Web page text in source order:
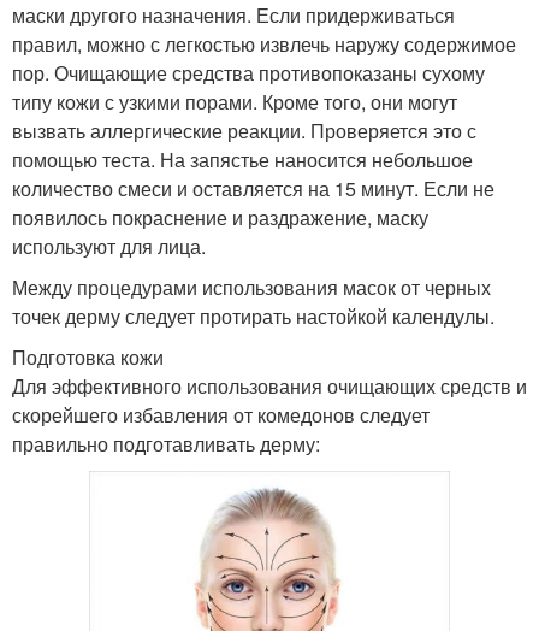
маски другого назначения. Если придерживаться
правил, можно с легкостью извлечь наружу содержимое
пор. Очищающие средства противопоказаны сухому
типу кожи с узкими порами. Кроме того, они могут
вызвать аллергические реакции. Проверяется это с
помощью теста. На запястье наносится небольшое
количество смеси и оставляется на 15 минут. Если не
появилось покраснение и раздражение, маску
используют для лица.
Между процедурами использования масок от черных
точек дерму следует протирать настойкой календулы.
Подготовка кожи
Для эффективного использования очищающих средств и
скорейшего избавления от комедонов следует
правильно подготавливать дерму: